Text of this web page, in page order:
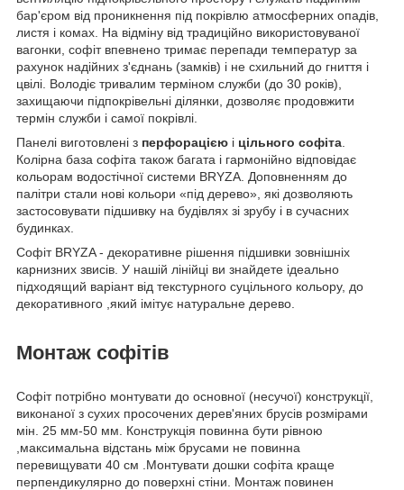
бар'єром від проникнення під покрівлю атмосферних опадів,
листя і комах. На відміну від традиційно використовуваної
вагонки, софіт впевнено тримає перепади температур за
рахунок надійних з'єднань (замків) і не схильний до гниття і
цвілі. Володіє тривалим терміном служби (до 30 років),
захищаючи підпокрівельні ділянки, дозволяє продовжити
термін служби і самої покрівлі.
Панелі виготовлені з перфорацією і цільного софіта
Колірна база софіта також багата і гармонійно відповідає
кольорам водостічної системи BRYZA. Доповненням до
палітри стали нові кольори «під дерево», які дозволяють
застосовувати підшивку на будівлях зі зрубу і в сучасних
будинках.
Софіт BRYZA - декоративне рішення підшивки зовнішніх
карнизних звисів. У нашій лінійці ви знайдете ідеально
підходящий варіант від текстурного суцільного кольору, до
декоративного ,який імітує натуральне дерево.
Монтаж софітів
Софіт потрібно монтувати до основної (несучої) конструкції,
виконаної з сухих просочених дерев'яних брусів розмірами
мін. 25 мм-50 мм. Конструкція повинна бути рівною
,максимальна відстань між брусами не повинна
перевищувати 40 см .Монтувати дошки софіта краще
перпендикулярно до поверхні стіни. Монтаж повинен